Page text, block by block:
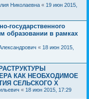
Николаевна « 19 июн 2015,
государственного
образовании в рамках
« 18 июн 2015,
КАК НЕОБХОДИМОЕ
СЕЛЬСКОГО Х
« 18 июн 2015, 17:29